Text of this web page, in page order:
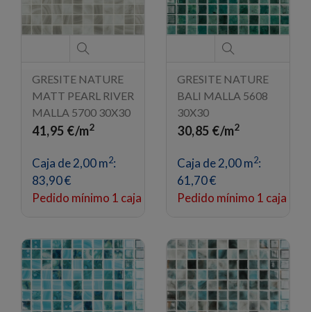
GRESITE NATURE
MATT PEARL RIVER
MALLA 5700 30X30
41,95 €/m2
Caja de 2,00 m2:
83,90 €
Pedido mínimo 1 caja
GRESITE NATURE
BALI MALLA 5608
30X30
30,85 €/m2
Caja de 2,00 m2:
61,70 €
Pedido mínimo 1 caja